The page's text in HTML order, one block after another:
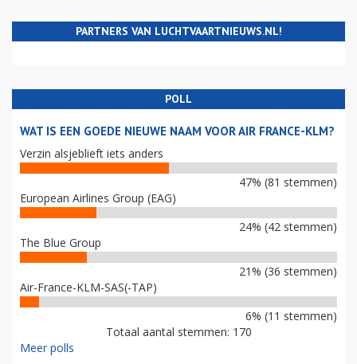
PARTNERS VAN LUCHTVAARTNIEUWS.NL!
POLL
WAT IS EEN GOEDE NIEUWE NAAM VOOR AIR FRANCE-KLM?
Verzin alsjeblieft iets anders
47% (81 stemmen)
European Airlines Group (EAG)
24% (42 stemmen)
The Blue Group
21% (36 stemmen)
Air-France-KLM-SAS(-TAP)
6% (11 stemmen)
Totaal aantal stemmen: 170
Meer polls